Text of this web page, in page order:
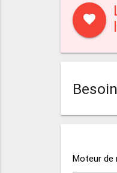
favorite
Moteur de